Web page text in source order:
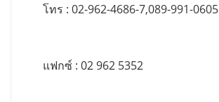
โทร : 02-962-4686-7,089-991-0605
แฟกซ์ : 02 962 5352